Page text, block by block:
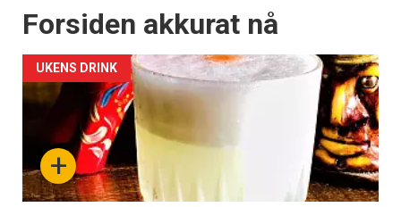
Forsiden akkurat nå
+
UKENS DRINK